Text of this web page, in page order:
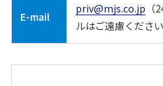
E-mail
priv@mjs.co.jp
ルはご遠慮ください